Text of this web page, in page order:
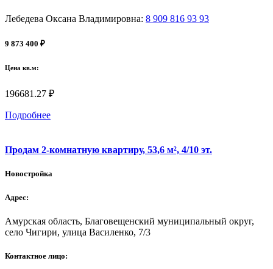
Лебедева Оксана Владимировна: 8 909 816 93 93
9 873 400 ₽
Цена кв.м:
196681.27 ₽
Подробнее
Продам 2-комнатную квартиру, 53,6 м², 4/10 эт.
Новостройка
Адрес:
Амурская область, Благовещенский муниципальный округ,
село Чигири, улица Василенко, 7/3
Контактное лицо: